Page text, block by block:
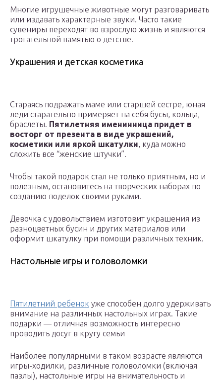
Многие игрушечные животные могут разговаривать
или издавать характерные звуки. Часто такие
сувениры переходят во взрослую жизнь и являются
трогательной памятью о детстве.
Украшения и детская косметика
Стараясь подражать маме или старшей сестре, юная
леди старательно примеряет на себя бусы, кольца,
браслеты. Пятилетняя именинница придет в
восторг от презента в виде украшений,
косметики или яркой шкатулки, куда можно
сложить все “женские штучки”.
Чтобы такой подарок стал не только приятным, но и
полезным, остановитесь на творческих наборах по
созданию поделок своими руками.
Девочка с удовольствием изготовит украшения из
разноцветных бусин и других материалов или
оформит шкатулку при помощи различных техник.
Настольные игры и головоломки
Пятилетний ребенок уже способен долго удерживать
внимание на различных настольных играх. Такие
подарки — отличная возможность интересно
проводить досуг в кругу семьи
Наиболее популярными в таком возрасте являются
игры-ходилки, различные головоломки (включая
пазлы), настольные игры на внимательность и